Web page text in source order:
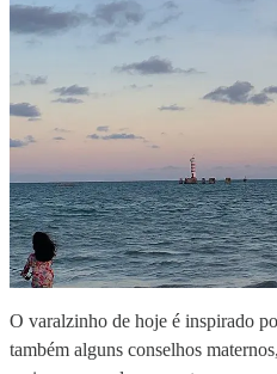
O varalzinho de hoje é inspirado
também alguns conselhos